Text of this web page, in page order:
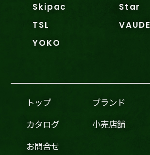
Skipac
Star
TSL
VAUDE
YOKO
トップ ブランド
カタログ
小売店舗
お問合せ